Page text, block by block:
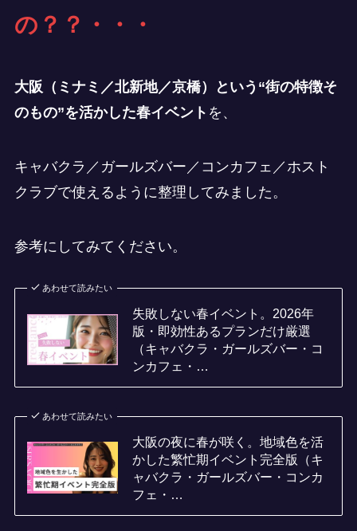
の？ ？・・・
大阪（ミナミ／北新地／京橋）という“街の特徴そ
のもの”を活かした春イベント を、
キャバクラ／ガールズバー／コンカフェ／ホスト
クラブで使えるように整理してみました。
参考にしてみてください。
あわせて読みたい
失敗しない春イベント。2026年
版・即効性あるプランだけ厳選
（キャバクラ・ガールズバー・コ
ンカフェ・…
あわせて読みたい
大阪の夜に春が咲く。地域色を活
かした繁忙期イベント完全版（キ
ャバクラ・ガールズバー・コンカ
フェ・…